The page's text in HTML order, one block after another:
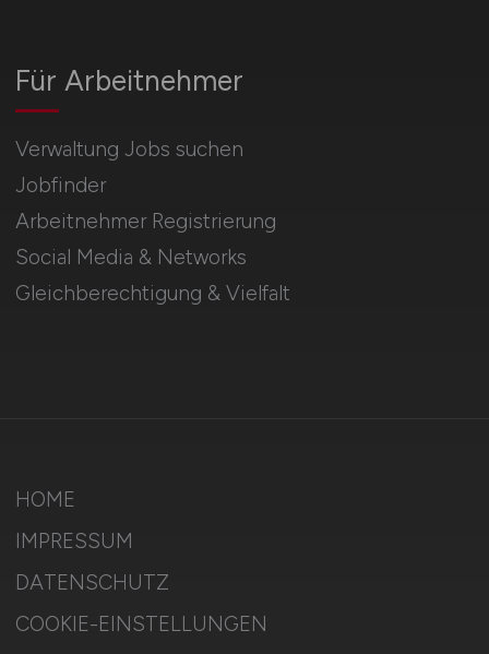
Für Arbeitnehmer
Verwaltung Jobs suchen
Jobfinder
Arbeitnehmer Registrierung
Social Media & Networks
Gleichberechtigung & Vielfalt
HOME
IMPRESSUM
DATENSCHUTZ
COOKIE-EINSTELLUNGEN